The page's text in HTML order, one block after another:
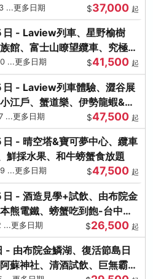
...更多日期 $37,000 起
日 - Laview列車、星野榆樹
館、富士山瞭望纜車、究極海
...更多日期 $41,500 起
日 - Laview列車體驗、澀谷展
江戶、蟹道樂、伊勢龍蝦&海
...更多日期 $47,500 起
日 - 晴空塔&寶可夢中心、纜車
鮮採水果、和牛螃蟹食放題
...更多日期 $47,500 起
日 - 酒造見學+試飲、由布院金
熊電鐵、螃蟹吃到飽-台中出
更多日期 $26,500 起
- 由布院金鱗湖、復活節島日
蘇神社、清酒試飲、巨無霸熊